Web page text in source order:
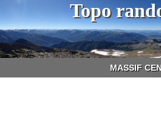
Topo
MASSIF